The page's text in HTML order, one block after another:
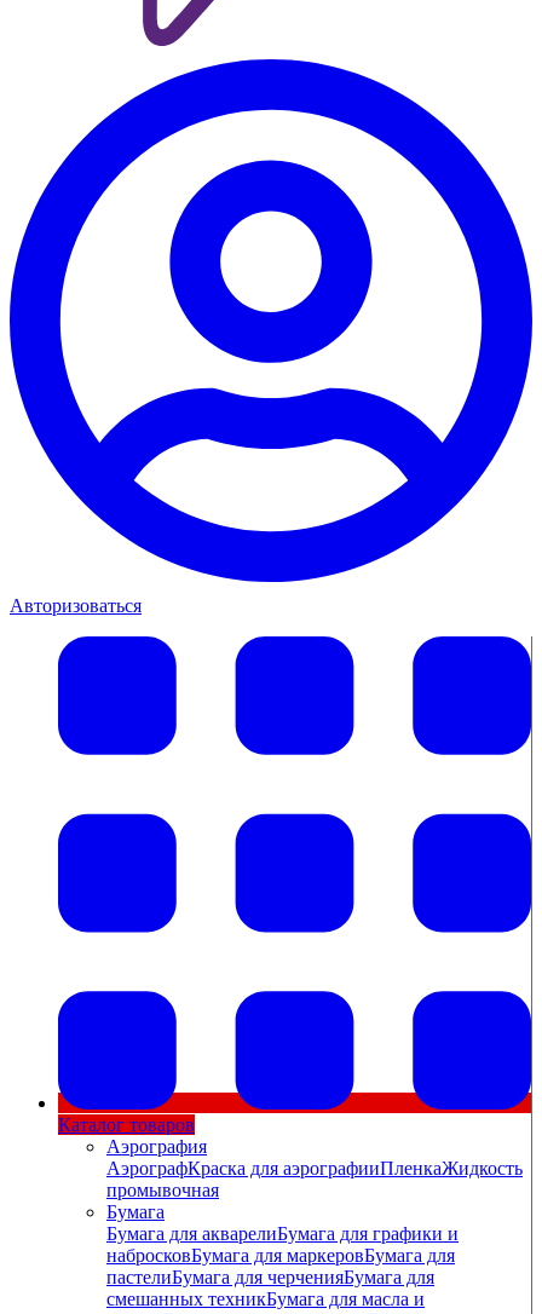
Авторизоваться
Каталог товаров
Аэрография
АэрографКраска для аэрографииПленкаЖидкость
промывочная
Бумага
Бумага для акварелиБумага для графики и
набросковБумага для маркеровБумага для
пастелиБумага для черченияБумага для
смешанных техникБумага для масла и